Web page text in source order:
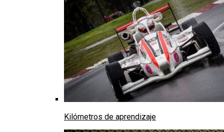
Kilómetros de aprendizaje